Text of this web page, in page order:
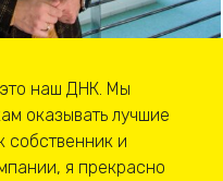
наш ДНК. Мы
оказывать лучшие
собственник и
я прекрасно